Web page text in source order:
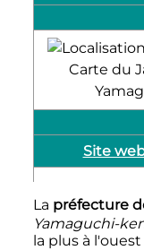
Carte du
Site
La préfecture
Yamaguchi-
la plus à